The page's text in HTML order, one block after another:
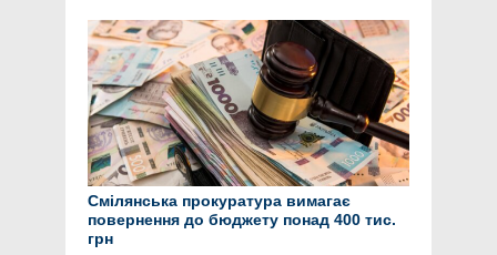
Смілянська прокуратура вимагає
повернення до бюджету понад 400 тис.
грн